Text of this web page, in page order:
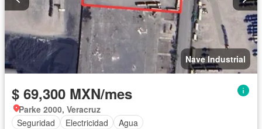
Nave Industrial
$ 69,300 MXN/mes
Parke 2000, Veracruz
Seguridad
Electricidad Agua